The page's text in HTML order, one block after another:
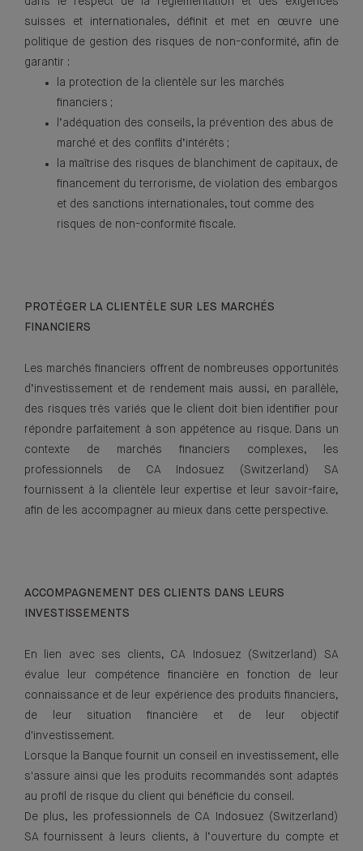
suisses et internationales, définit et met en œuvre une
politique de gestion des risques de non-conformité, afin de
garantir :
la protection de la clientèle sur les marchés
financiers ;
l’adéquation des conseils, la prévention des abus de
marché et des conflits d’intérêts ;
la maîtrise des risques de blanchiment de capitaux, de
financement du terrorisme, de violation des embargos
et des sanctions internationales, tout comme des
risques de non-conformité fiscale.
PROTÉGER LA CLIENTÈLE SUR LES MARCHÉS
FINANCIERS
Les marchés financiers offrent de nombreuses opportunités
d’investissement et de rendement mais aussi, en parallèle,
des risques très variés que le client doit bien identifier pour
répondre parfaitement à son appétence au risque. Dans un
contexte de marchés financiers complexes, les
professionnels de CA Indosuez (Switzerland) SA
fournissent à la clientèle leur expertise et leur savoir-faire,
afin de les accompagner au mieux dans cette perspective.
ACCOMPAGNEMENT DES CLIENTS DANS LEURS
INVESTISSEMENTS
En lien avec ses clients, CA Indosuez (Switzerland) SA
évalue leur compétence financière en fonction de leur
connaissance et de leur expérience des produits financiers,
de leur situation financière et de leur objectif
d'investissement.
Lorsque la Banque fournit un conseil en investissement, elle
s'assure ainsi que les produits recommandés sont adaptés
au profil de risque du client qui bénéficie du conseil.
De plus, les professionnels de CA Indosuez (Switzerland)
SA fournissent à leurs clients, à l’ouverture du compte et